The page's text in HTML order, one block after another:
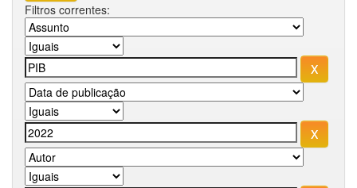
Filtros correntes: